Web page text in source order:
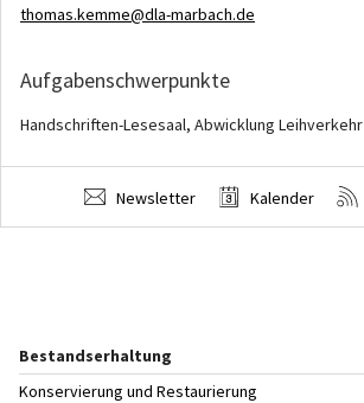
thomas.kemme@dla-marbach.de
Aufgabenschwerpunkte
Handschriften-Lesesaal, Abwicklung Leihverkehr
Newsletter Kalender
Bestandserhaltung
Konservierung und Restaurierung